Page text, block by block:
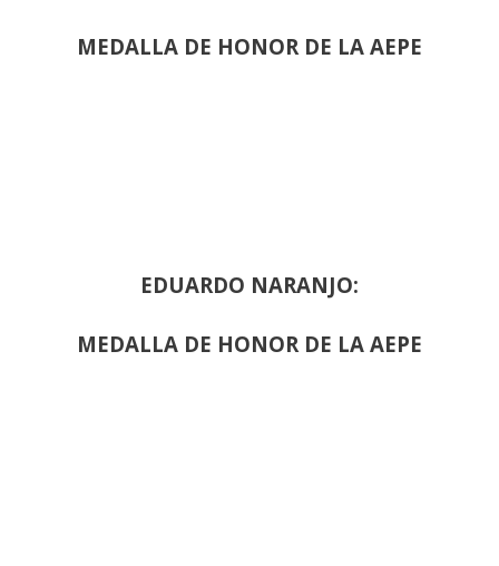
MEDALLA DE HONOR DE LA AEPE
EDUARDO NARANJO:
MEDALLA DE HONOR DE LA AEPE